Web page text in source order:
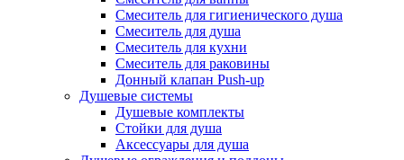
Смеситель для гигиенического душа
Смеситель для душа
Смеситель для кухни
Смеситель для раковины
Донный клапан Push-up
Душевые системы
Душевые комплекты
Стойки для душа
Аксессуары для душа